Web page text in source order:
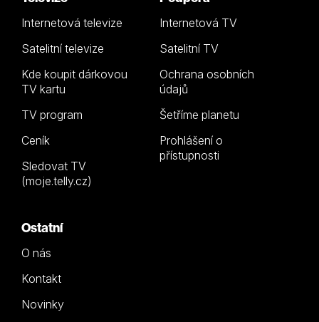
Internetová televize
Satelitní televize
Kde koupit dárkovou
TV kartu
TV program
Ceník
Sledovat TV
(moje.telly.cz)
Internetová TV
Satelitní TV
Ochrana osobních
údajů
Šetříme planetu
Prohlášení o
přístupnosti
Ostatní
O nás
Kontakt
Novinky